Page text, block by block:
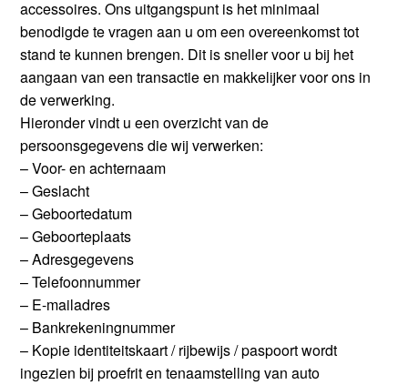
accessoires. Ons uitgangspunt is het minimaal
benodigde te vragen aan u om een overeenkomst tot
stand te kunnen brengen. Dit is sneller voor u bij het
aangaan van een transactie en makkelijker voor ons in
de verwerking.
Hieronder vindt u een overzicht van de
persoonsgegevens die wij verwerken:
– Voor- en achternaam
– Geslacht
– Geboortedatum
– Geboorteplaats
– Adresgegevens
– Telefoonnummer
– E-mailadres
– Bankrekeningnummer
– Kopie identiteitskaart / rijbewijs / paspoort wordt
ingezien bij proefrit en tenaamstelling van auto